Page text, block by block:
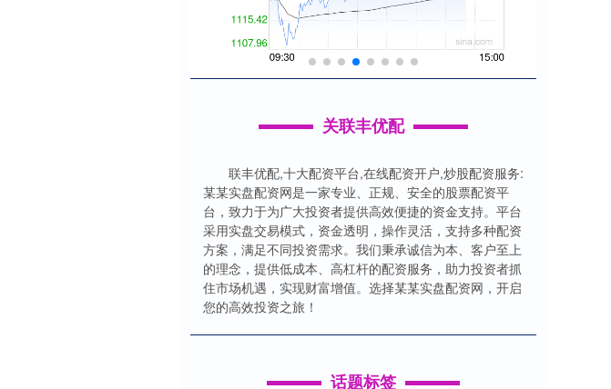
关联丰优配
联丰优配,十大配资平台,在线配资开户,炒股配资服务:
某某实盘配资网是一家专业、正规、安全的股票配资平
台，致力于为广大投资者提供高效便捷的资金支持。平台
采用实盘交易模式，资金透明，操作灵活，支持多种配资
方案，满足不同投资需求。我们秉承诚信为本、客户至上
的理念，提供低成本、高杠杆的配资服务，助力投资者抓
住市场机遇，实现财富增值。选择某某实盘配资网，开启
您的高效投资之旅！
话题标签